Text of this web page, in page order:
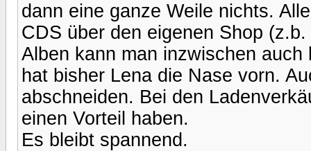
dann eine ganze Weile nichts.
CDS über den eigenen Shop
Alben kann man inzwischen
hat bisher Lena die Nase vorn.
abschneiden. Bei den
einen Vorteil haben.
Es bleibt spannend.